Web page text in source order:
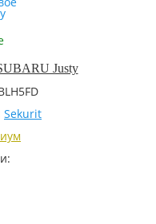
Justy
Sekurit